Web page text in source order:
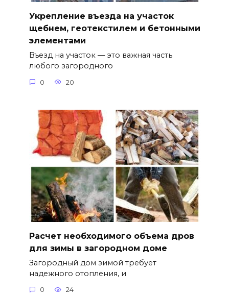
Укрепление въезда на участок
щебнем, геотекстилем и бетонными
элементами
Въезд на участок — это важная часть
любого загородного
0 20
Расчет необходимого объема дров
для зимы в загородном доме
Загородный дом зимой требует
надежного отопления, и
0 24